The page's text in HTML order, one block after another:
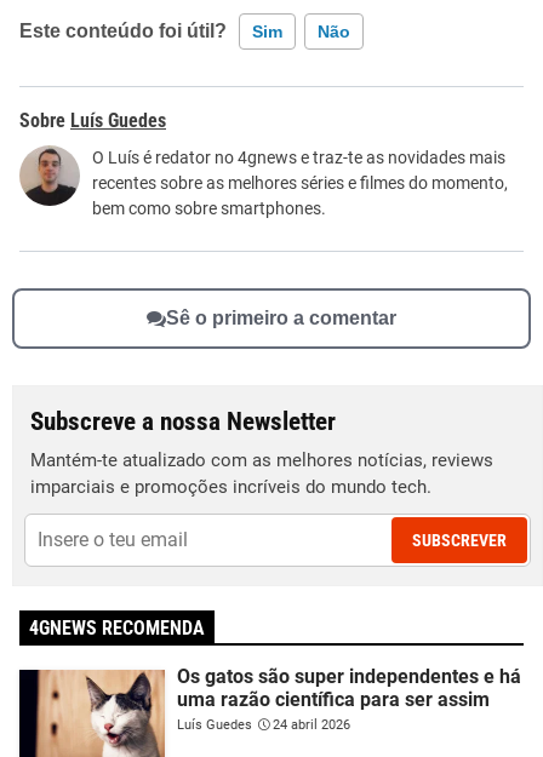
Este conteúdo foi útil? Sim Não
Este conteúdo contém informação incorreta
Este conteúdo não tem a informação que procuro
Outro
Luís Guedes
O Luís é redator no 4gnews e traz-te as novidades mais
recentes sobre as melhores séries e filmes do momento,
bem como sobre smartphones.
Sê o primeiro a comentar
Subscreve a nossa Newsletter
Mantém-te atualizado com as melhores notícias, reviews
imparciais e promoções incríveis do mundo tech.
SUBSCREVER
4GNEWS RECOMENDA
Os gatos são super independentes e há
uma razão científica para ser assim
Luís Guedes 24 abril 2026